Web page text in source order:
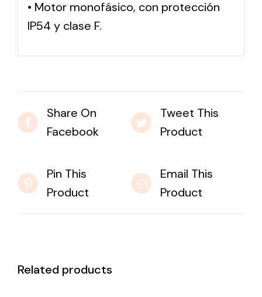
• Motor monofásico, con protección
IP54 y clase F.
Share On
Facebook
Tweet This
Product
Pin This
Product
Email This
Product
Related products